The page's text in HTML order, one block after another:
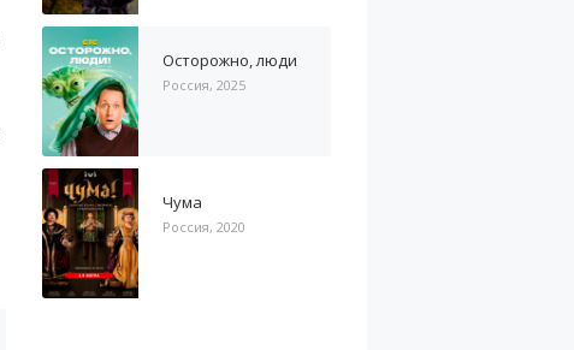
Осторожно, люди
Россия, 2025
Чума
Россия, 2020